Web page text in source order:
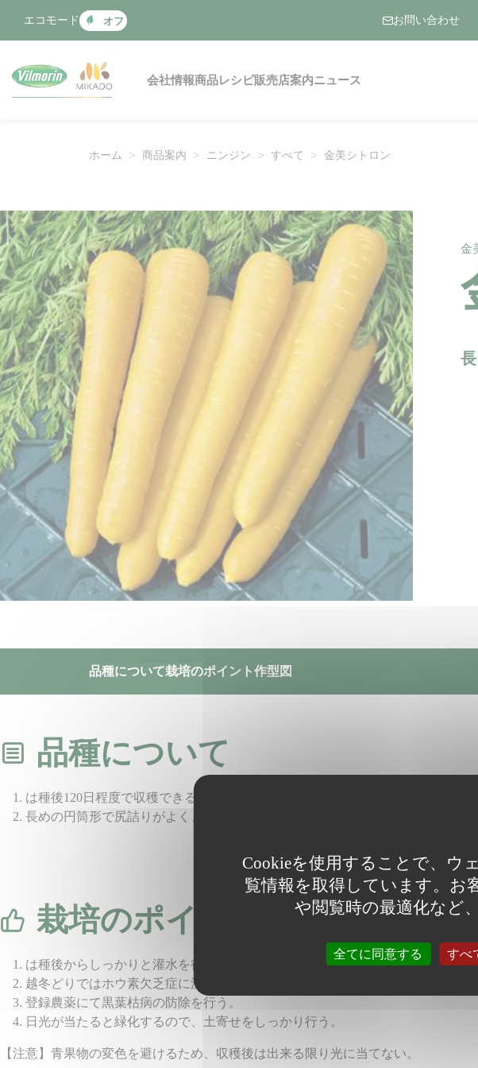
エコモード オフ お問い合わせ
Main navigation
会社情報商品レシピ販売店案内ニュース
ホーム 商品案内 ニンジン すべて 金美シトロン
金
品種について栽培のポイント作型図
品種について
は種後120日程度で収穫できる夏まき専用中晩生種。草姿は立性で、機械収穫に
長めの円筒形で尻詰りがよく、根長22cm 程度となり、金美プラスよりも鮮やか
栽培のポイント
は種後からしっかりと灌水を行い、発芽を揃える。疎植では根長が長くなるの
越冬どりではホウ素欠乏症に注意し、元肥にホウ素を入れる。
登録農薬にて黒葉枯病の防除を行う。
日光が当たると緑化するので、土寄せをしっかり行う。
【注意】青果物の変色を避けるため、収穫後は出来る限り光に当てない。
クッキー利用の管理について
Cookieを使用することで、ウ
覧情報を取得しています。お
や閲覧時の最適化など
全てに同意する すべ